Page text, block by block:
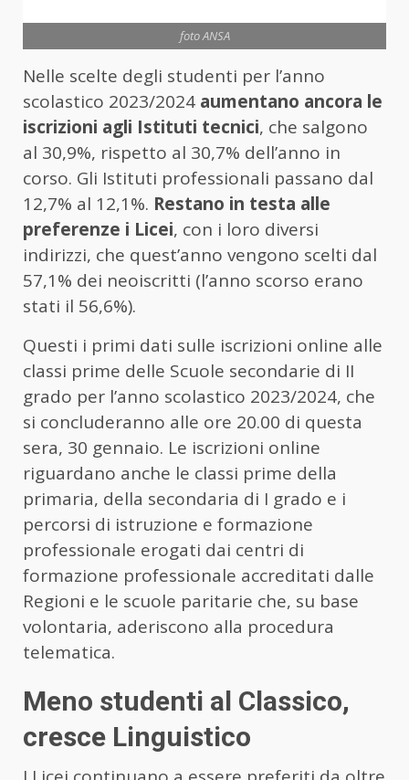
foto ANSA
Nelle scelte degli studenti per l’anno
scolastico 2023/2024 aumentano ancora le
iscrizioni agli Istituti tecnici, che salgono
al 30,9%, rispetto al 30,7% dell’anno in
corso. Gli Istituti professionali passano dal
12,7% al 12,1%. Restano in testa alle
preferenze i Licei, con i loro diversi
indirizzi, che quest’anno vengono scelti dal
57,1% dei neoiscritti (l’anno scorso erano
stati il 56,6%).
Questi i primi dati sulle iscrizioni online alle
classi prime delle Scuole secondarie di II
grado per l’anno scolastico 2023/2024, che
si concluderanno alle ore 20.00 di questa
sera, 30 gennaio. Le iscrizioni online
riguardano anche le classi prime della
primaria, della secondaria di I grado e i
percorsi di istruzione e formazione
professionale erogati dai centri di
formazione professionale accreditati dalle
Regioni e le scuole paritarie che, su base
volontaria, aderiscono alla procedura
telematica.
Meno studenti al Classico,
cresce Linguistico